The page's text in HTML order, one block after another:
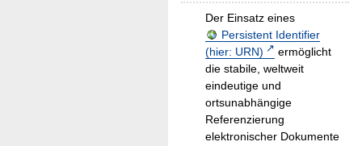
Der Einsatz eines
Persistent Identifier
(hier: URN)
ermöglicht
die stabile, weltweit
eindeutige und
ortsunabhängige
Referenzierung
elektronischer Dokumente